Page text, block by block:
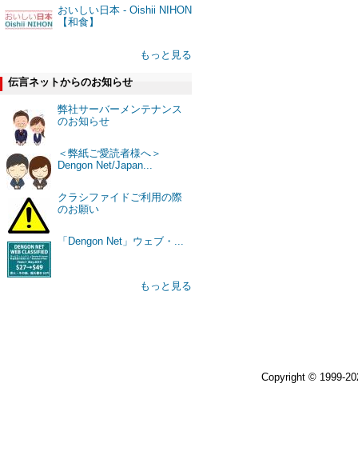
おいしい日本 - Oishii NIHON
【和食】
もっと見る
伝言ネットからのお知らせ
弊社サーバーメンテナンス
のお知らせ
＜弊紙ご愛読者様へ＞
Dengon Net/Japan...
クラシファイドご利用の際
のお願い
「Dengon Net」ウェブ・...
もっと見る
Copyright © 1999-